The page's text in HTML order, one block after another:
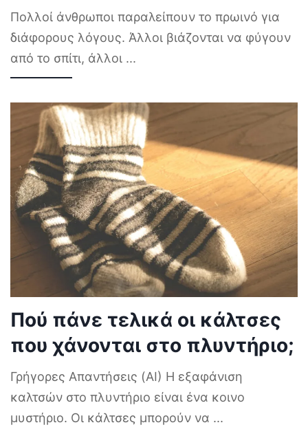
Πολλοί άνθρωποι παραλείπουν το πρωινό για
διάφορους λόγους. Άλλοι βιάζονται να φύγουν
από το σπίτι, άλλοι ...
Πού πάνε τελικά οι κάλτσες
που χάνονται στο πλυντήριο;
Γρήγορες Απαντήσεις (AI) Η εξαφάνιση
καλτσών στο πλυντήριο είναι ένα κοινο
μυστήριο. Οι κάλτσες μπορούν να ...